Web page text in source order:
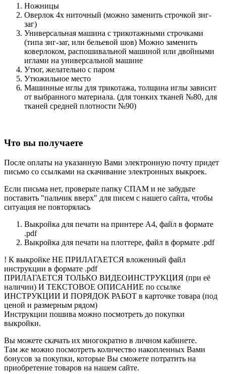
Ножницы
Оверлок 4х ниточный (можно заменить строчкой зиг-
заг)
Универсальная машина с трикотажными строчками
(типа зиг-заг, или бельевой шов) Можно заменить
коверлоком, распошивальной машиной или двойными
иглами на универсальной машине
Утюг, желательно с паром
Утюжильное место
Машинные иглы для трикотажа, толщина иглы зависит
от выбранного материала. (для тонких тканей №80, для
тканей средней плотности №90)
Что вы получаете
После оплаты на указанную Вами электронную почту придет
письмо со ссылками на скачивание электронных выкроек.
Если письма нет, проверьте папку СПАМ и не забудьте
поставить "пальчик вверх" для писем с нашего сайта, чтобы
ситуация не повторялась
Выкройка для печати на принтере А4, файл в формате
.pdf
Выкройка для печати на плоттере, файл в формате .pdf
! К выкройке НЕ ПРИЛАГАЕТСЯ вложенный файл
инструкции в формате .pdf
ПРИЛАГАЕТСЯ ТОЛЬКО ВИДЕОИНСТРУКЦИЯ (при её
наличии) И ТЕКСТОВОЕ ОПИСАНИЕ по ссылке
ИНСТРУКЦИИ И ПОРЯДОК РАБОТ в карточке товара (под
ценой и размерным рядом)
Инструкции пошива можно посмотреть до покупки
выкройки.
Вы можете скачать их многократно в личном кабинете.
Там же можно посмотреть количество накопленных Вами
бонусов за покупки, которые Вы сможете потратить на
приобретение товаров на нашем сайте.